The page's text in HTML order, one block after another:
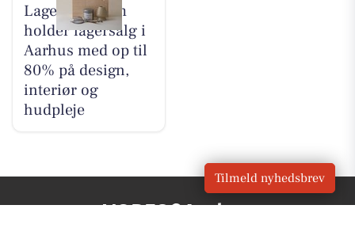
Lagersalg.com
holder lagersalg i
Aarhus med op til
80% på design,
interiør og
hudpleje
VORES Aarhus
Tilmeld nyhedsbrev